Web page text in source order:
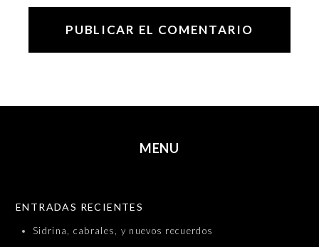
MENU
ENTRADAS RECIENTES
Sidrina, cabrales, y nuevos recuerdos